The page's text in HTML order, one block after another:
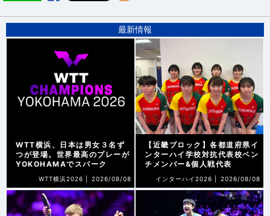
最新情報
WTT横浜、日本は男女３名ず
つが登場。世界最高のプレーが
YOKOHAMAでスパーク
WTT横浜2026 | 2026/08/08
【近畿ブロック】各都道府県イ
ンターハイ学校対抗代表校ベン
チメンバー&個人戦代表
インターハイ2026 | 2026/08/08